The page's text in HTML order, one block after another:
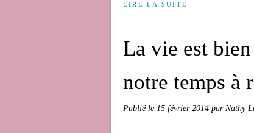
LIRE LA SUITE
La vie est
notre temps à
Publié le 15 février 2014 par Nathy